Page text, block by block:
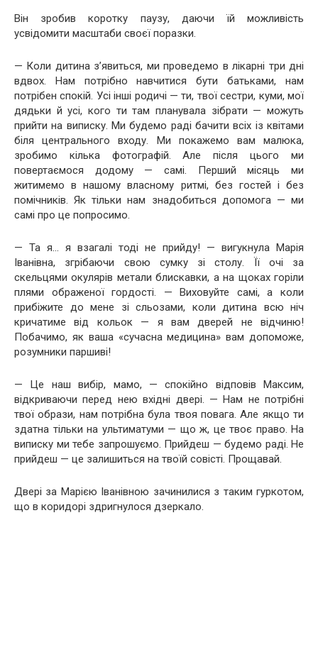
Він зробив коротку паузу, даючи їй можливість
усвідомити масштаби своєї поразки.
— Коли дитина з’явиться, ми проведемо в лікарні три дні
вдвох. Нам потрібно навчитися бути батьками, нам
потрібен спокій. Усі інші родичі — ти, твої сестри, куми, мої
дядьки й усі, кого ти там планувала зібрати — можуть
прийти на виписку. Ми будемо раді бачити всіх із квітами
біля центрального входу. Ми покажемо вам малюка,
зробимо кілька фотографій. Але після цього ми
повертаємося додому — самі. Перший місяць ми
житимемо в нашому власному ритмі, без гостей і без
помічників. Як тільки нам знадобиться допомога — ми
самі про це попросимо.
— Та я… я взагалі тоді не прийду! — вигукнула Марія
Іванівна, згрібаючи свою сумку зі столу. Її очі за
скельцями окулярів метали блискавки, а на щоках горіли
плями ображеної гордості. — Виховуйте самі, а коли
прибіжите до мене зі сльозами, коли дитина всю ніч
кричатиме від кольок — я вам дверей не відчиню!
Побачимо, як ваша «сучасна медицина» вам допоможе,
розумники паршиві!
— Це наш вибір, мамо, — спокійно відповів Максим,
відкриваючи перед нею вхідні двері. — Нам не потрібні
твої образи, нам потрібна була твоя повага. Але якщо ти
здатна тільки на ультиматуми — що ж, це твоє право. На
виписку ми тебе запрошуємо. Прийдеш — будемо раді. Не
прийдеш — це залишиться на твоїй совісті. Прощавай.
Двері за Марією Іванівною зачинилися з таким гуркотом,
що в коридорі здригнулося дзеркало.